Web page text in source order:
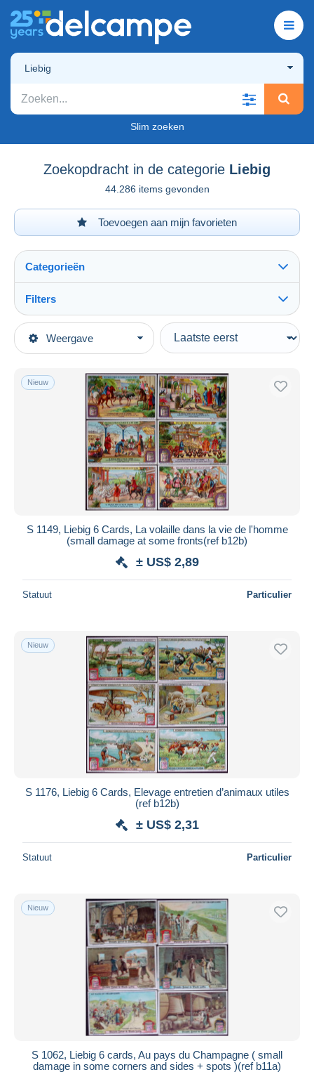
Liebig
Slim zoeken
Zoekopdracht in de categorie Liebig
44.286 items gevonden
Toevoegen aan mijn favorieten
Weergave
Categorieën
Topcategorieën
Chromo's & afbeeldingen
Filters
Type verkopen
Actief
Vaste prijs
Veiling met biedingen
Veilingen zonder biedingen
Veilinghuizen
Alle looptijden
Eindigt binnen
Prijs
Gratis levering
Betaalmiddelen
PayPal
Bankoverschrijving
Visa
Mastercard
Bancontact
Woonplaats van de verkoper
Toepassen
Nieuw
S 1149, Liebig 6 Cards, La volaille dans la vie de l'homme
(small damage at some fronts(ref b12b)
± US$ 2,89
Statuut Particulier
Nieuw
S 1176, Liebig 6 Cards, Elevage entretien d’animaux utiles
(ref b12b)
± US$ 2,31
Statuut Particulier
Nieuw
S 1062, Liebig 6 cards, Au pays du Champagne ( small
damage in some corners and sides + spots )(ref b11a)